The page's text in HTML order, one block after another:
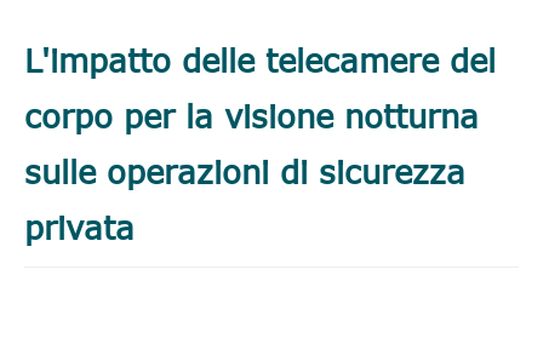
L'impatto delle telecamere del
corpo per la visione notturna
sulle operazioni di sicurezza
privata